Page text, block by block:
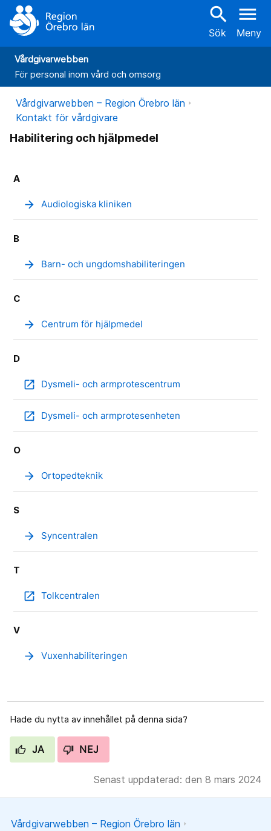
search
Sök
menu
Meny
Vårdgivarwebben
För personal inom vård och omsorg
Vårdgivarwebben – Region Örebro län
Kontakt för vårdgivare
Habilitering och hjälpmedel
A
arrow_forward Audiologiska kliniken
B
arrow_forward Barn- och ungdomshabiliteringen
C
arrow_forward Centrum för hjälpmedel
D
open_in_new Dysmeli- och armprotescentrum
open_in_new Dysmeli- och armprotesenheten
O
arrow_forward Ortopedteknik
S
arrow_forward Syncentralen
T
open_in_new Tolkcentralen
V
arrow_forward Vuxenhabiliteringen
Hade du nytta av innehållet på denna sida?
JA NEJ
Senast uppdaterad: den 8 mars 2024
Vårdgivarwebben – Region Örebro län